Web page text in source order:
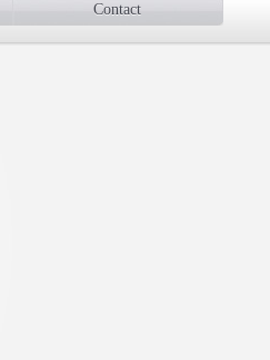
Contact